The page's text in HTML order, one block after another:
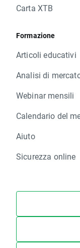
Carta XTB
Formazione
Articoli educativi
Analisi di
Webinar mensili
Calendario del
Aiuto
Sicurezza online